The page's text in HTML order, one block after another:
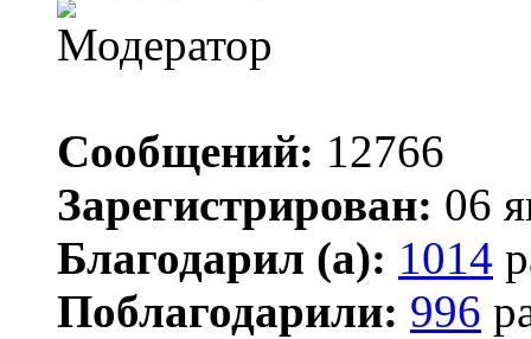
Сообщений: 12766
Зарегистрирован: 06
Благодарил (а): 1014
Поблагодарили: 996